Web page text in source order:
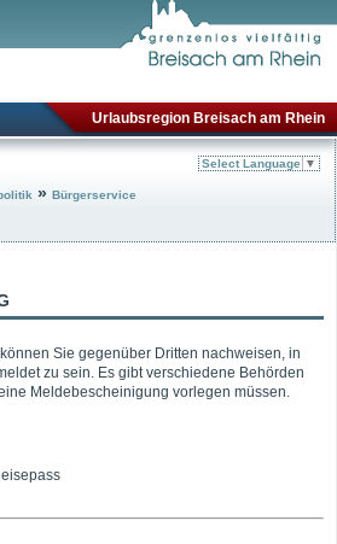
Urlaubsregion Breisach am Rhein
» Bürgerservice
Select Language ▼
Sie gegenüber Dritten nachweisen, in
zu sein. Es gibt verschiedene Behörden
Meldebescheinigung vorlegen müssen.